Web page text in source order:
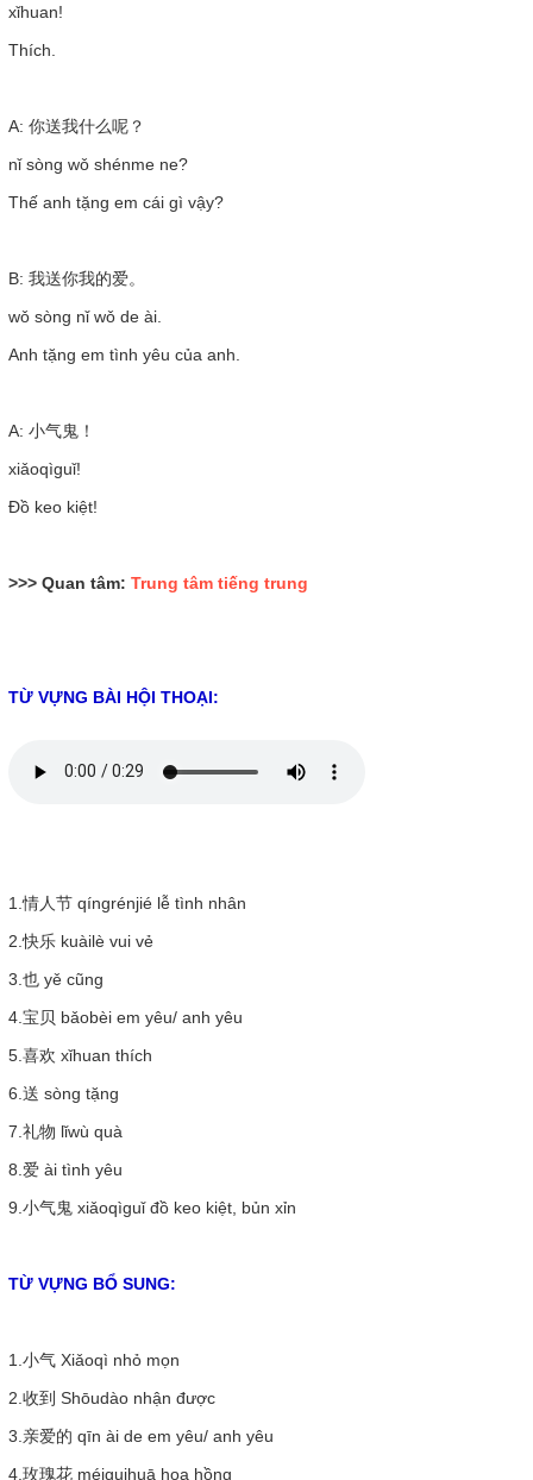
xǐhuan!
Thích.
A: 你送我什么呢？
nǐ sòng wǒ shénme ne?
Thế anh tặng em cái gì vậy?
B: 我送你我的爱。
wǒ sòng nǐ wǒ de ài.
Anh tặng em tình yêu của anh.
A: 小气鬼！
xiǎoqìguǐ!
Đồ keo kiệt!
>>> Quan tâm: Trung tâm tiếng trung
TỪ VỰNG BÀI HỘI THOẠI:
1.情人节 qíngrénjié lễ tình nhân
2.快乐 kuàilè vui vẻ
3.也 yě cũng
4.宝贝 bǎobèi em yêu/ anh yêu
5.喜欢 xǐhuan thích
6.送 sòng tặng
7.礼物 lǐwù quà
8.爱 ài tình yêu
9.小气鬼 xiǎoqìguǐ đồ keo kiệt, bủn xỉn
TỪ VỰNG BỔ SUNG:
1.小气 Xiǎoqì nhỏ mọn
2.收到 Shōudào nhận được
3.亲爱的 qīn ài de em yêu/ anh yêu
4.玫瑰花 méiguihuā hoa hồng